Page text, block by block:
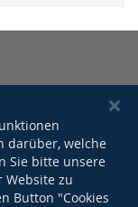
darüber, welche
Sie bitte unsere
Website zu
Button "Cookies